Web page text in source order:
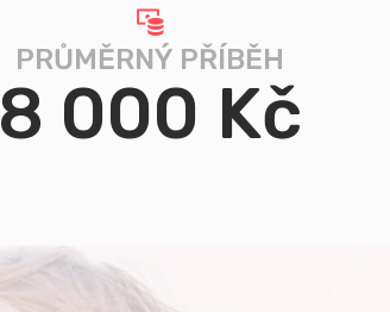
PRŮMĚRNÝ PŘÍBĚH
8 000 Kč